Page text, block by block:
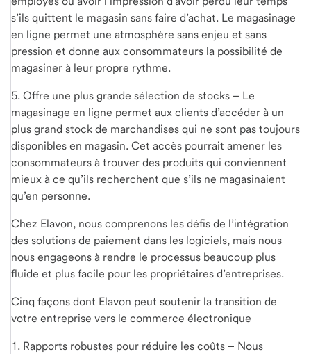
s’ils quittent le magasin sans faire d’achat. Le magasinage
en ligne permet une atmosphère sans enjeu et sans
pression et donne aux consommateurs la possibilité de
magasiner à leur propre rythme.
5. Offre une plus grande sélection de stocks – Le
magasinage en ligne permet aux clients d’accéder à un
plus grand stock de marchandises qui ne sont pas toujours
disponibles en magasin. Cet accès pourrait amener les
consommateurs à trouver des produits qui conviennent
mieux à ce qu’ils recherchent que s’ils ne magasinaient
qu’en personne.
Chez Elavon, nous comprenons les défis de l’intégration
des solutions de paiement dans les logiciels, mais nous
nous engageons à rendre le processus beaucoup plus
fluide et plus facile pour les propriétaires d’entreprises.
Cinq façons dont Elavon peut soutenir la transition de
votre entreprise vers le commerce électronique
1. Rapports robustes pour réduire les coûts – Nous